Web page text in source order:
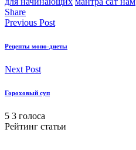
Share
Previous Post
Рецепты моно-диеты
Next Post
Гороховый суп
5 3 голоса
Рейтинг статьи